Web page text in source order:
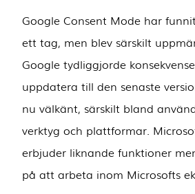
Google Consent Mode har
ett tag, men blev särskilt
Google tydliggjorde
uppdatera till den senaste
nu välkänt, särskilt bland
verktyg och plattformar.
erbjuder liknande funktioner
på att arbeta inom Microsofts